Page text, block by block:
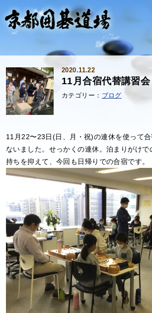
2020.11.22
11月合宿代替講習会
ブログ
11月22〜23日(日、月・祝)の連休を使って
ないました。せっかくの連休。泊まりがけ
持ちを抑えて、今回も日帰りでの合宿です。